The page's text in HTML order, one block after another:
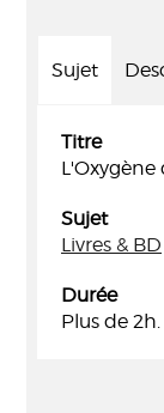
Sujet
Titre
L'Oxygène
Sujet
Livres & BD
Durée
Plus de 2h.